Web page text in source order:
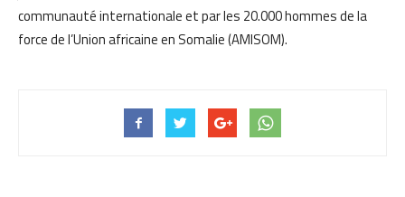
communauté internationale et par les 20.000 hommes de la
force de l’Union africaine en Somalie (AMISOM).